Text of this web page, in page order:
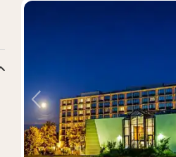
Vorheriges Bild